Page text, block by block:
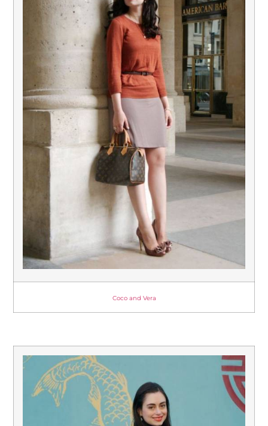
Coco and Vera